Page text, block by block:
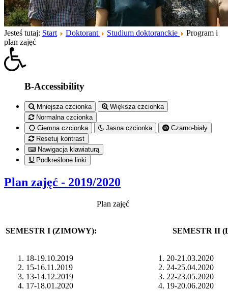
Jesteś tutaj: Start Doktorant Studium doktoranckie
Program i
plan zajęć
B-Accessibility
Mniejsza czcionka
Większa czcionka
Normalna czcionka
Ciemna czcionka
Jasna czcionka
Czarno-biały
Resetuj kontrast
Nawigacja klawiaturą
Podkreślone linki
Plan zajęć - 2019/2020
Plan zajęć
SEMESTR I (ZIMOWY): SEMESTR II
18-19.10.2019
15-16.11.2019
13-14.12.2019
17-18.01.2020
20-21.03.2020
24-25.04.2020
22-23.05.2020
19-20.06.2020